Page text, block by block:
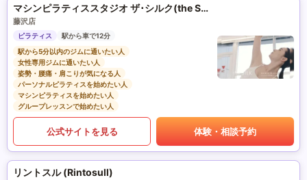
マシンピラティススタジオ ザ･シルク(the SILK)
藤沢店
ピラティス
駅から車で12分
駅から5分以内のジムに通いたい人
女性専用ジムに通いたい人
姿勢・腰痛・肩こりが気になる人
パーソナルピラティスを始めたい人
マシンピラティスを始めたい人
グループレッスンで始めたい人
公式サイトを見る 体験・相談予約
リントスル (Rintosull)